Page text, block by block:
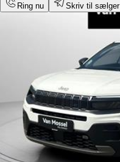
Ring nu Skriv til sælger